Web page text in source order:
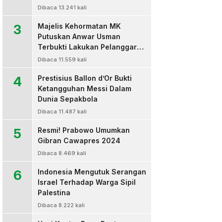
Dibaca 13.241 kali
3
Majelis Kehormatan MK
Putuskan Anwar Usman
Terbukti Lakukan Pelanggaran
Berat Kode Etik dan
Dibaca 11.559 kali
4
Prestisius Ballon d’Or Bukti
Ketangguhan Messi Dalam
Dunia Sepakbola
Dibaca 11.487 kali
5
Resmi! Prabowo Umumkan
Gibran Cawapres 2024
Dibaca 8.469 kali
6
Indonesia Mengutuk Serangan
Israel Terhadap Warga Sipil
Palestina
Dibaca 8.222 kali